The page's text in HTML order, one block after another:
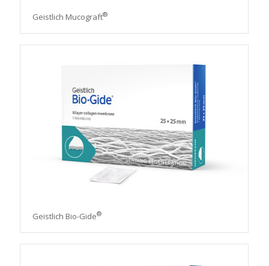
Geistlich Mucograft®
Geistlich Bio-Gide®